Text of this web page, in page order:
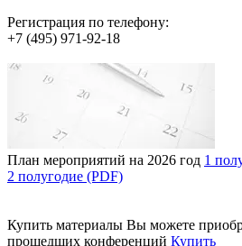
Регистрация по телефону:
+7 (495) 971-92-18
План мероприятий на 2026 год 1
2 полугодие (PDF)
Купить материалы Вы можете
прошедших конференций Купить